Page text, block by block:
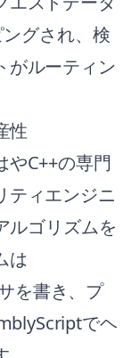
グされ、検
がルーティン
性
やC++の専門
ティエンジニ
ルゴリズムを
は
を書き、プ
でヘ